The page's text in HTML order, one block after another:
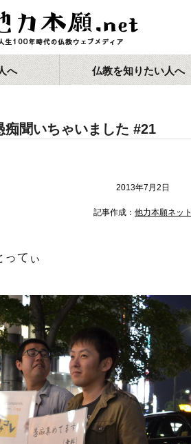
へ 仏教を知りたい人へ
痴聞いちゃいました #21
2013年7月2日
記事作成： 他力本願ネット
ってぃ